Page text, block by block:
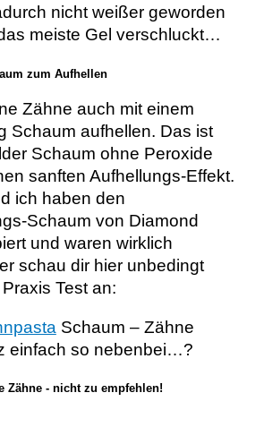
nicht weißer geworden
meiste Gel verschluckt…
zum Aufhellen
Zähne auch mit einem
Schaum aufhellen. Das ist
Schaum ohne Peroxide
sanften Aufhellungs-Effekt.
ich haben den
Schaum von Diamond
und waren wirklich
schau dir hier unbedingt
Test an:
Schaum – Zähne
einfach so nebenbei…?
Zähne - nicht zu empfehlen!